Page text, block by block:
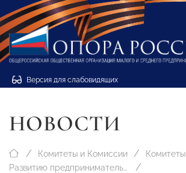
Версия для слабовидящих
НОВОСТИ
Комитеты и Комиссии
Комитеты
Развитию предпринимательства в муниципальных образованиях